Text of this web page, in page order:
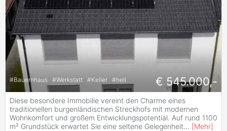
#Bauernhaus #Werkstatt #Keller #hell € 545.000,-
Diese besondere Immobilie vereint den Charme eines
traditionellen burgenländischen Streckhofs mit modernen
Wohnkomfort und großem Entwicklungspotential. Auf rund 1100
m² Grundstück erwartet Sie eine seltene Gelegenheit... [Mehr]